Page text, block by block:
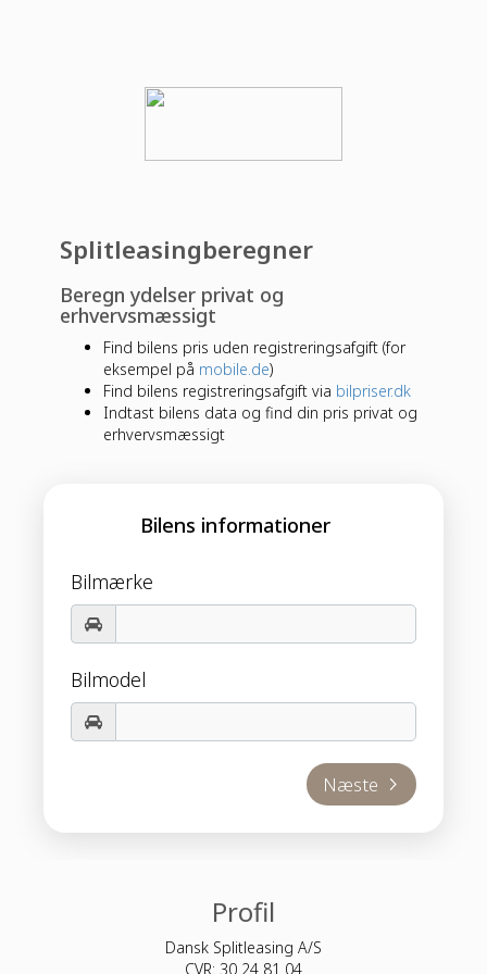
Splitleasingberegner
Beregn ydelser privat og
erhvervsmæssigt
Find bilens pris uden registreringsafgift (for
eksempel på mobile.de)
Find bilens registreringsafgift via bilpriser.dk
Indtast bilens data og find din pris privat og
erhvervsmæssigt
Bilens informationer
Bilmærke
Bilmodel
Profil
Dansk Splitleasing A/S
CVR: 30 24 81 04